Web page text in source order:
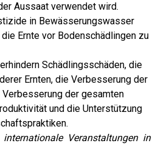
Aussaat verwendet wird.
in Bewässerungswasser
Ernte vor Bodenschädlingen zu
Schädlingsschäden, die
Ernten, die Verbesserung der
der gesamten
und die Unterstützung
Veranstaltungen in